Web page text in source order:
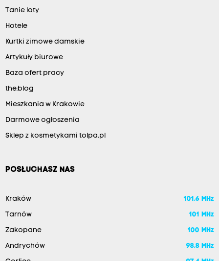
Tanie loty
Hotele
Kurtki zimowe damskie
Artykuły biurowe
Baza ofert pracy
the:blog
Mieszkania w Krakowie
Darmowe ogłoszenia
Sklep z kosmetykami tolpa.pl
POSŁUCHASZ NAS
Kraków 101.6 MHz
Tarnów 101 MHz
Zakopane 100 MHz
Andrychów 98.8 MHz